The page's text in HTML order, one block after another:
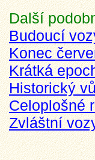
Další
Budoucí
Konec
Krátká
Historický
Celoplošné
Zvláštní